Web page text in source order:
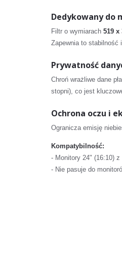
Dedykowany do
Filtr o wymiarach 519 x
Zapewnia to stabilność
Prywatność
Chroń wrażliwe dane
stopni), co jest
Ochrona oczu i
Ogranicza emisję
Kompatybilność:
- Monitory 24" (16:10) z
- Nie pasuje do